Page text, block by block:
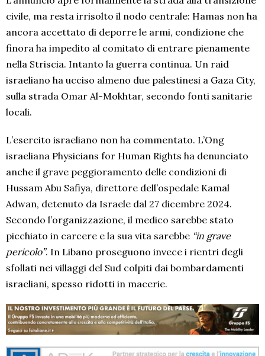
civile, ma resta irrisolto il nodo centrale: Hamas non ha
ancora accettato di deporre le armi, condizione che
finora ha impedito al comitato di entrare pienamente
nella Striscia. Intanto la guerra continua. Un raid
israeliano ha ucciso almeno due palestinesi a Gaza City,
sulla strada Omar Al-Mokhtar, secondo fonti sanitarie
locali.
L’esercito israeliano non ha commentato. L’Ong
israeliana Physicians for Human Rights ha denunciato
anche il grave peggioramento delle condizioni di
Hussam Abu Safiya, direttore dell’ospedale Kamal
Adwan, detenuto da Israele dal 27 dicembre 2024.
Secondo l’organizzazione, il medico sarebbe stato
picchiato in carcere e la sua vita sarebbe “in grave
pericolo”. In Libano proseguono invece i rientri degli
sfollati nei villaggi del Sud colpiti dai bombardamenti
israeliani, spesso ridotti in macerie.